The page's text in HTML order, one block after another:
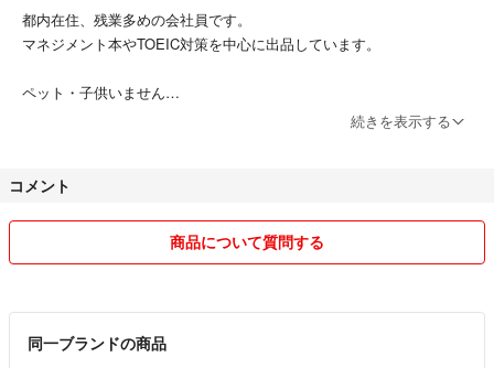
都内在住、残業多めの会社員です。
マネジメント本やTOEIC対策を中心に出品しています。
ペット・子供いません
が、当方は基本的には匿名配送を利用しています。そのため、配送会社
好きなブランド
続きを表示する
コメント
商品について質問する
同一ブランドの商品